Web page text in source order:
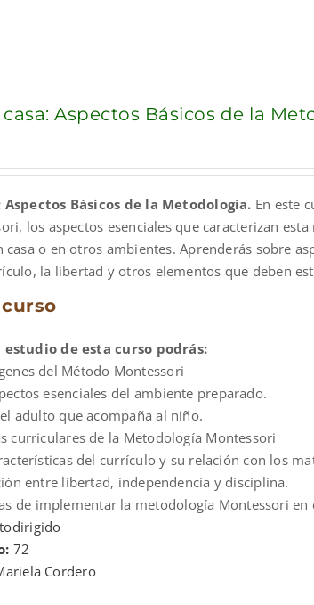
Aspectos Básicos de la
Básicos de la Metodología. En este
los aspectos esenciales que caracterizan
casa o en otros ambientes. Aprenderás sobre
la libertad y otros elementos que deben
de esta curso podrás:
del Método Montessori
esenciales del ambiente preparado.
adulto que acompaña al niño.
curriculares de la Metodología Montessori
del currículo y su relación con los
entre libertad, independencia y disciplina.
de implementar la metodología Montessori en
72
Cordero